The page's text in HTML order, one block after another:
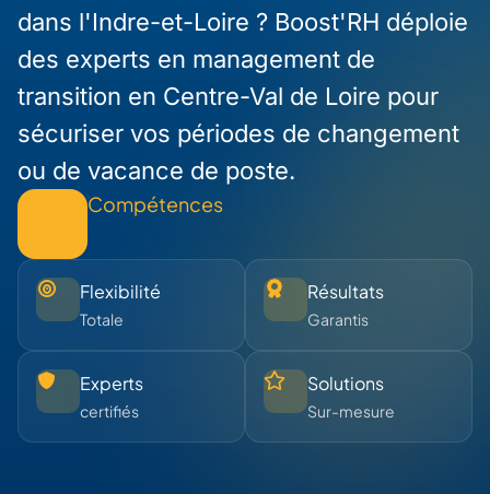
dans l'Indre-et-Loire ? Boost'RH déploie
des experts en management de
transition en Centre-Val de Loire pour
sécuriser vos périodes de changement
ou de vacance de poste.
Compétences
Flexibilité
Totale
Résultats
Garantis
Experts
certifiés
Solutions
Sur-mesure